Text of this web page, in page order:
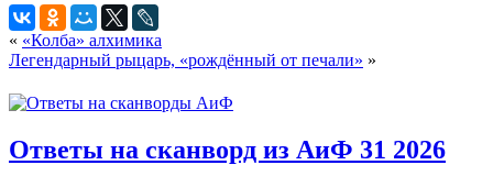
« «Колба» алхимика
Легендарный рыцарь, «рождённый от печали» »
Ответы на сканворд из АиФ 31 2026